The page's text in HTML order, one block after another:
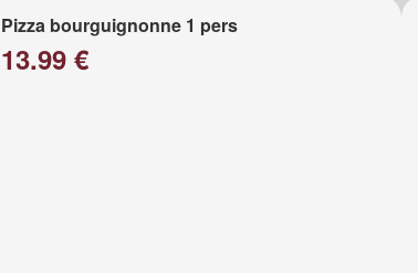
Pizza bourguignonne 1 pers
13.99 €